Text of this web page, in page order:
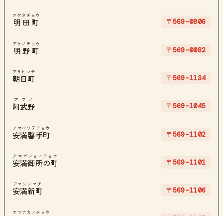
明田町
アケタチョウ
〒569-0806
明野町
アケノチョウ
〒569-0082
朝日町
アサヒマチ
〒569-1134
阿武野
アブノ
〒569-1045
安満磐手町
アマイワテチョウ
〒569-1102
安満御所の町
アマゴショノチョウ
〒569-1101
安満新町
アマシンマチ
〒569-1106
アマナカノチョウ